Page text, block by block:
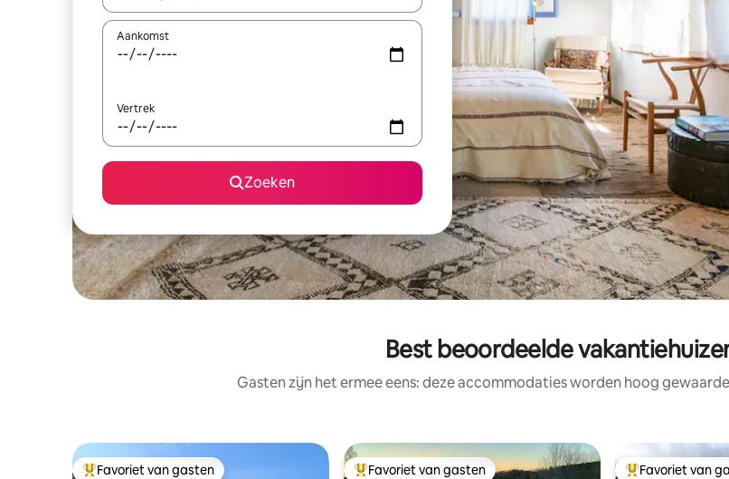
Aankomst
Vertrek
Zoeken
Best beoordeelde
Gasten zijn het ermee eens: deze accommodaties worden hoog
Favoriet van gasten Favoriet van gasten Favoriet van